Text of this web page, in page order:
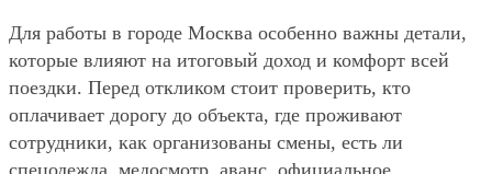
Для работы в городе Москва особенно важны детали,
которые влияют на итоговый доход и комфорт всей
поездки. Перед откликом стоит проверить, кто
оплачивает дорогу до объекта, где проживают
сотрудники, как организованы смены, есть ли